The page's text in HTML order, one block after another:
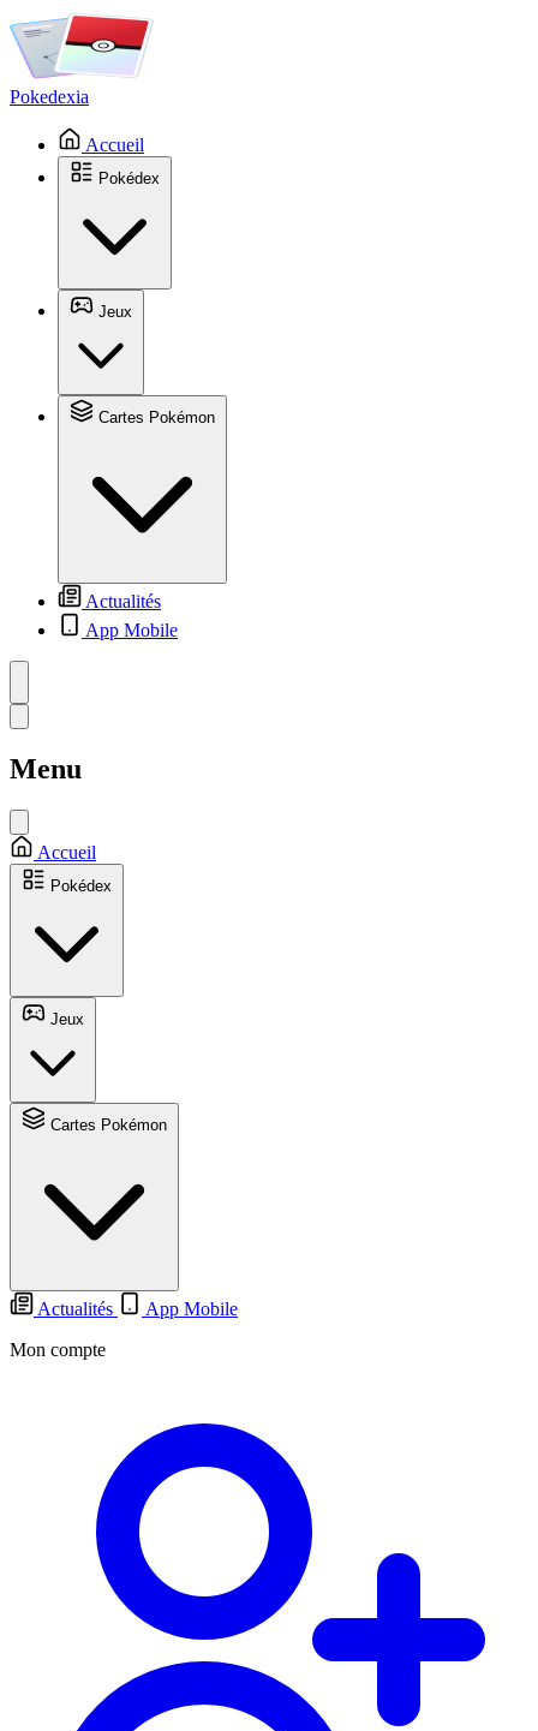
Pokedexia
Accueil
Actualités
App Mobile
Menu
Accueil
Actualités
App Mobile
Mon compte